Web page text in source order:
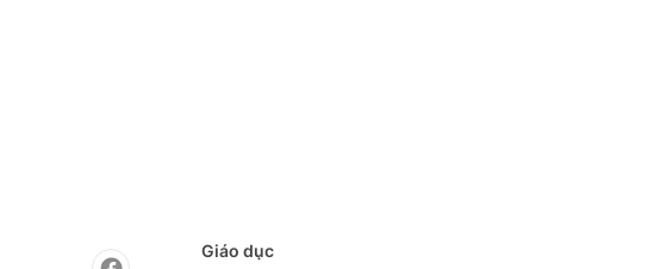
Giáo dục